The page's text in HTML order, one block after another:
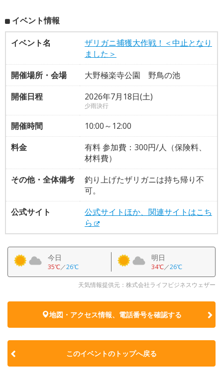
イベント情報
イベント名
ザリガニ捕獲大作戦！＜中止となり
ました＞
開催場所・会場
大野極楽寺公園 野鳥の池
開催日程
2026年7月18日(土)
少雨決行
開催時間
10:00～12:00
料金
有料 参加費：300円/人（保険料、
材料費）
その他・全体備考
釣り上げたザリガニは持ち帰り不
可。
公式サイト
公式サイトほか、関連サイトはこち
ら
今日
35℃／26℃
明日
34℃／26℃
天気情報提供元：株式会社ライフビジネスウェザー
地図・アクセス情報、電話番号を確認する
このイベントのトップへ戻る